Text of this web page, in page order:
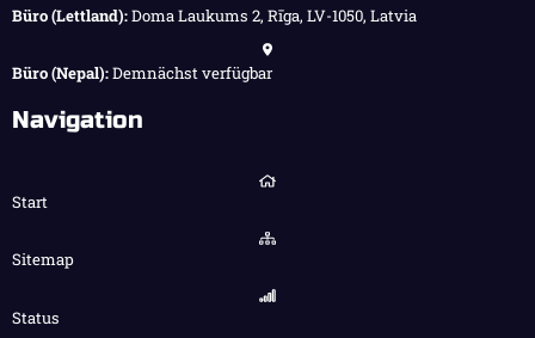
Büro (Lettland):Doma Laukums 2, Rīga, LV-1050, Latvia
Büro (Nepal):Demnächst verfügbar
Navigation
Start
Sitemap
Status